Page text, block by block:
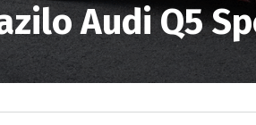
Audi Q5